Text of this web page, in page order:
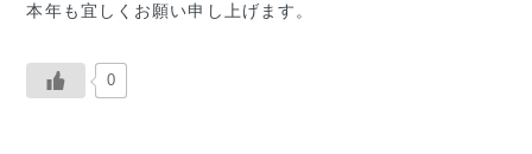
本年も宜しくお願い申し上げます。
0